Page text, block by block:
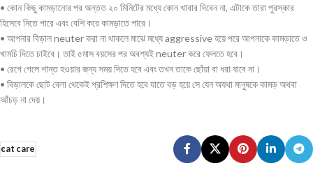
• কোন কিছু কামড়ানোর পর অন্তত ২০ মিনিটের মধ্যে কোন খাবার দিবেন না, এটাকে তারা পুরস্কার
হিসেবে নিতে পারে এবং বেশি করে কামড়াতে পারে।
• আপনার বিড়াল neuter করা না থাকলে মাঝে মধ্যে aggressive হয়ে পরে আপনাকে কামড়াতে ও
খামচি দিতে চাইবে। তাই ৫মাস বয়সের পর অবশ্যই neuter করে ফেলতে হবে।
• রেগে গেলে শান্ত হওয়ার জন্য সময় দিতে হবে এবং তখন তাকে ছোঁয়া বা ধরা যাবে না।
• বিড়ালকে ছোট বেলা থেকেই প্রশিক্ষণ দিতে হবে যাতে বড় হয়ে সে যেন অযথা মানুষকে কামড় অথবা
আঁচড় না দেয়।
cat care